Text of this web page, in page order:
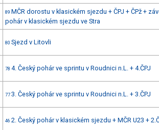
89 MČR dorostu v klasickém sjezdu + ČPJ + ČPž +
pohár v klasickém sjezdu ve Stra
80 Sjezd v Litovli
78 4. Český pohár ve sprintu v Roudnici n.L. + 4.ČPJ
77 3. Český pohár ve sprintu v Roudnici n.L. + 3.ČPJ
46 2. Český pohár v klasickém sjezdu + MČR U23 +